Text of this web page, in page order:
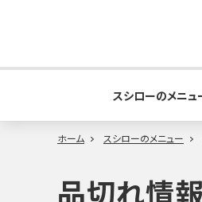
スシローのメニュ
ホーム スシローのメニュー
品切れ情